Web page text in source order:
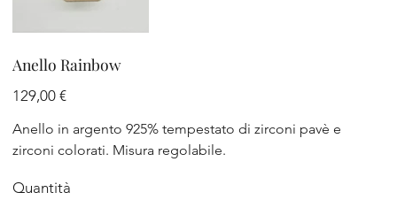
Anello Rainbow
Prezzo
129,00 €
Anello in argento 925% tempestato di zirconi pavè e
zirconi colorati. Misura regolabile.
Quantità